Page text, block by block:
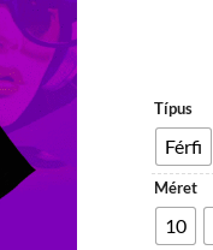
Típus
Férfi
Méret
10